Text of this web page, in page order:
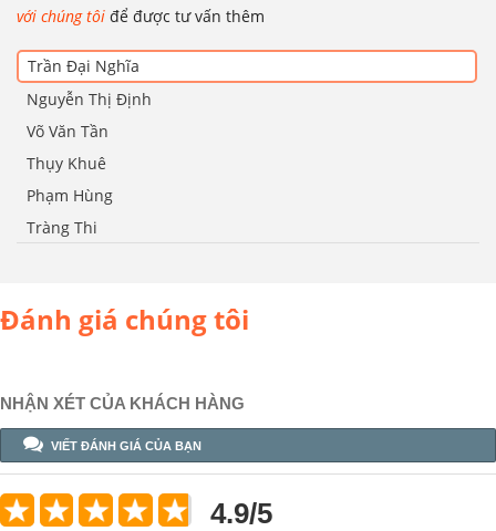
với chúng tôi để được tư vấn thêm
Trần Đại Nghĩa
Nguyễn Thị Định
Võ Văn Tần
Thụy Khuê
Phạm Hùng
Tràng Thi
Đánh giá chúng tôi
NHẬN XÉT CỦA KHÁCH HÀNG
VIẾT ĐÁNH GIÁ CỦA BẠN
4.9/5